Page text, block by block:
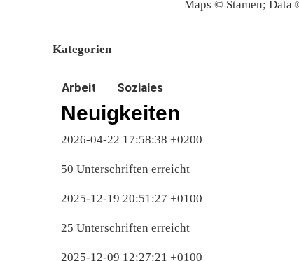
Maps © Stamen; Data
Kategorien
Arbeit Soziales
Neuigkeiten
2026-04-22 17:58:38 +0200
50 Unterschriften erreicht
2025-12-19 20:51:27 +0100
25 Unterschriften erreicht
2025-12-09 12:27:21 +0100